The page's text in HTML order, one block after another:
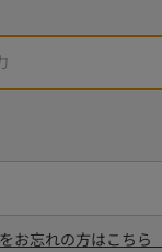
お忘れの方はこちら